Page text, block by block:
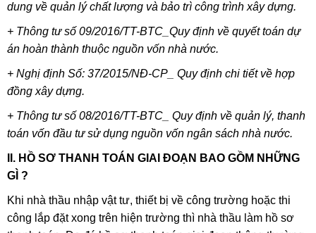
dung về quản lý chất lượng và bảo trì công trình xây dựng.
+ Thông tư số 09/2016/TT-BTC_Quy định về quyết toán dự
án hoàn thành thuộc nguồn vốn nhà nước.
+ Nghị định Số: 37/2015/NĐ-CP_ Quy định chi tiết về hợp
đồng xây dựng.
+ Thông tư số 08/2016/TT-BTC_ Quy định về quản lý, thanh
toán vốn đầu tư sử dụng nguồn vốn ngân sách nhà nước.
II. HỒ SƠ THANH TOÁN GIAI ĐOẠN BAO GỒM NHỮNG
GÌ ?
Khi nhà thầu nhập vật tư, thiết bị về công trường hoặc thi
công lắp đặt xong trên hiện trường thì nhà thầu làm hồ sơ